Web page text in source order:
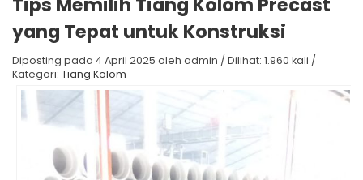
yang Tepat untuk Konstruksi
Diposting pada 4 April 2025 oleh admin / Dilihat: 1.960 kali /
Kategori: Tiang Kolom